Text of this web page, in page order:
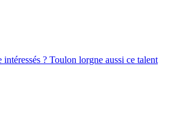
? Toulon lorgne aussi ce talent